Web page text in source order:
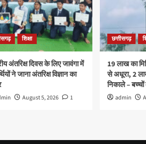
शिक्षा
अंतरिक्ष दिवस के लिए जावंगा में
ने जाना अंतरिक्ष विज्ञान का
August 5, 2026 1
छत्तीसगढ़
19 लाख का
से अधूरा, 2
निकाले –
admin